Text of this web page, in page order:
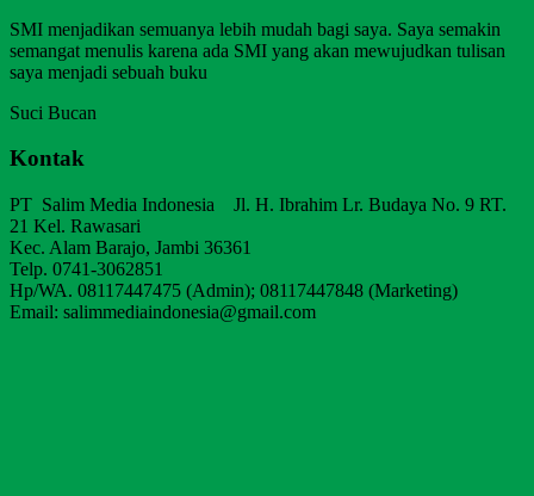
SMI menjadikan semuanya lebih mudah bagi saya. Saya semakin
semangat menulis karena ada SMI yang akan mewujudkan tulisan
saya menjadi sebuah buku
Suci Bucan
Kontak
PT Salim Media Indonesia Jl. H. Ibrahim Lr. Budaya No. 9 RT.
21 Kel. Rawasari
Kec. Alam Barajo, Jambi 36361
Telp. 0741-3062851
Hp/WA. 08117447475 (Admin); 08117447848 (Marketing)
Email: salimmediaindonesia@gmail.com